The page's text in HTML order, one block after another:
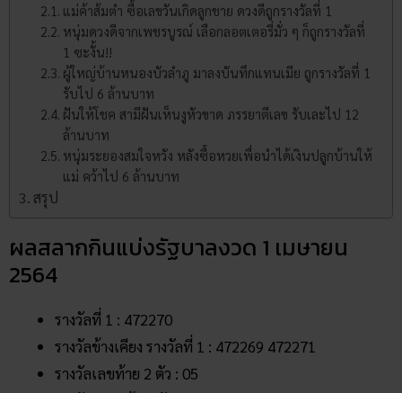
แม่ค้าส้มตำ ซื้อเลขวันเกิดลูกชาย ดวงดีถูกรางวัลที่ 1
หนุ่มดวงดีจากเพชรบูรณ์ เลือกลอตเตอรี่มั่ว ๆ ก็ถูกรางวัลที่
1 ซะงั้น!!
ผู้ใหญ่บ้านหนองบัวลำภู มาลงบันทึกแทนเมีย ถูกรางวัลที่ 1
รับไป 6 ล้านบาท
ฝันให้โชค สามีฝันเห็นงูหัวขาด ภรรยาตีเลข รับเละไป 12
ล้านบาท
หนุ่มระยองสมใจหวัง หลังซื้อหวยเพื่อนำได้เงินปลูกบ้านให้
แม่ คว้าไป 6 ล้านบาท
สรุป
ผลสลากกินแบ่งรัฐบาลงวด 1 เมษายน
2564
รางวัลที่ 1 : 472270
รางวัลข้างเคียง รางวัลที่ 1 : 472269 472271
รางวัลเลขท้าย 2 ตัว : 05